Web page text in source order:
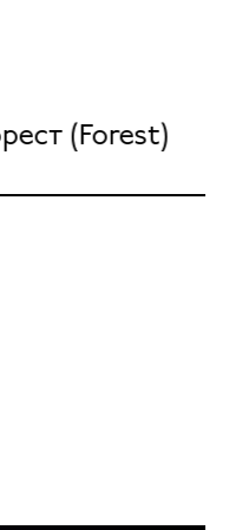
(Forest)